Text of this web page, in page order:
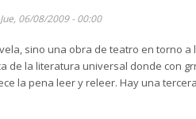
06/08/2009 - 00:00
sino una obra de teatro en torno
de la literatura universal donde con
la pena leer y releer. Hay una